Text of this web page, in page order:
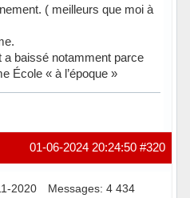
( meilleurs que moi à
a baissé notamment parce
École « à l’époque »
#320
01-06-2024 20:24:50
2020 Messages: 4 434